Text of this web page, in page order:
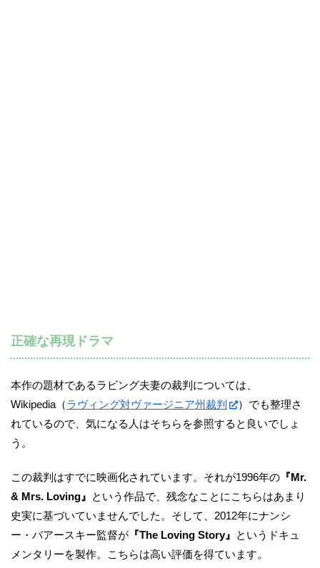
正確な再現ドラマ
本作の題材であるラビング夫妻の裁判については、
Wikipedia（ラヴィング対ヴァージニア州裁判
）でも整理さ
れているので、気になる人はそちらを参照すると良いでしょ
う。
この裁判はすでに映画化されています。それが1996年の 『Mr.
& Mrs. Loving』 という作品で、残念なことにこちらはあまり
史実に基づいていませんでした。そして、2012年にナンシ
ー・バアースキー監督が 『The Loving Story』 というドキュ
メンタリーを製作。こちらは高い評価を得ています。